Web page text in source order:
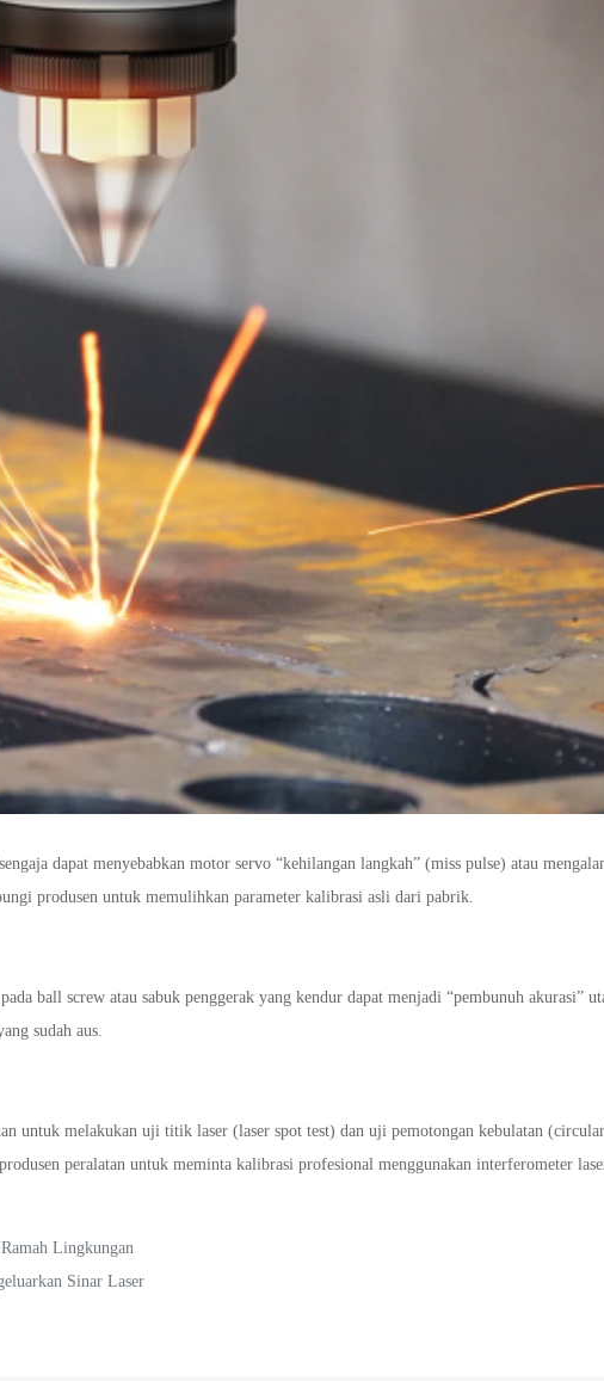
dapat menyebabkan motor servo “kehilangan langkah” (miss pulse) atau
produsen untuk memulihkan parameter kalibrasi asli dari pabrik.
ball screw atau sabuk penggerak yang kendur dapat menjadi “pembunuh akurasi”
sudah aus.
untuk melakukan uji titik laser (laser spot test) dan uji pemotongan kebulatan
peralatan untuk meminta kalibrasi profesional menggunakan interferometer
Lingkungan
Sinar Laser